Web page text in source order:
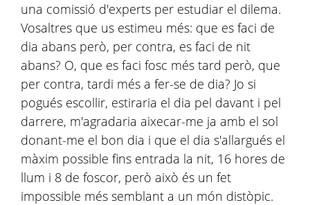
una comissió d'experts per estudiar el dilema.
Vosaltres que us estimeu més: que es faci de
dia abans però, per contra, es faci de nit
abans? O, que es faci fosc més tard però, que
per contra, tardi més a fer-se de dia? Jo si
pogués escollir, estiraria el dia pel davant i pel
darrere, m'agradaria aixecar-me ja amb el sol
donant-me el bon dia i que el dia s'allargués el
màxim possible fins entrada la nit, 16 hores de
llum i 8 de foscor, però això és un fet
impossible més semblant a un món distòpic.